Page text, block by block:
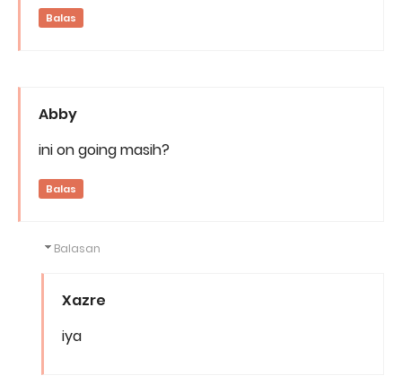
Balas
Abby
ini on going masih?
Balas
Balasan
Xazre
iya